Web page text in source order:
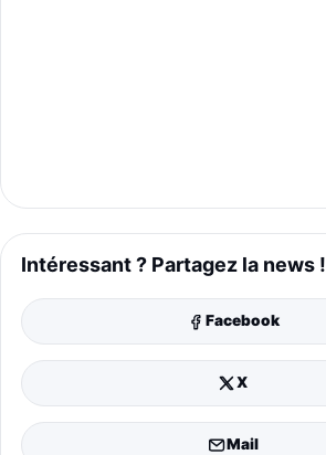
Intéressant ? Partagez la news !
Facebook
X
Mail